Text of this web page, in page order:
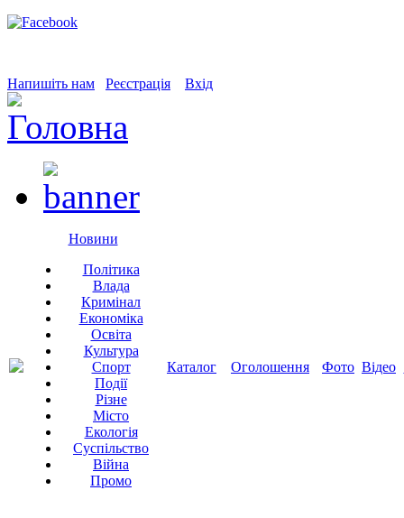
Напишіть нам Реєстрація Вхід
Новини
Політика
Влада
Кримінал
Економіка
Освіта
Культура
Спорт
Події
Різне
Місто
Екологія
Суспільство
Війна
Промо
Каталог Оголошення Фото Відео